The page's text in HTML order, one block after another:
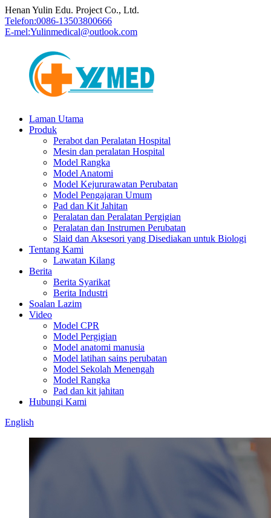
Henan Yulin Edu. Project Co., Ltd.
Telefon:0086-13503800666
E-mel:Yulinmedical@outlook.com
Laman Utama
Produk
Perabot dan Peralatan Hospital
Mesin dan peralatan Hospital
Model Rangka
Model Anatomi
Model Kejururawatan Perubatan
Model Pengajaran Umum
Pad dan Kit Jahitan
Peralatan dan Peralatan Pergigian
Peralatan dan Instrumen Perubatan
Slaid dan Aksesori yang Disediakan untuk Biologi
Tentang Kami
Lawatan Kilang
Berita
Berita Syarikat
Berita Industri
Soalan Lazim
Video
Model CPR
Model Pergigian
Model anatomi manusia
Model latihan sains perubatan
Model Sekolah Menengah
Model Rangka
Pad dan kit jahitan
Hubungi Kami
English